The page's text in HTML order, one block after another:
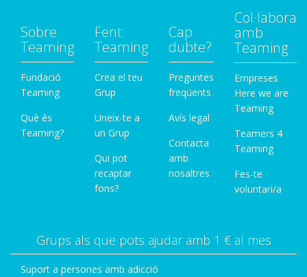
Sobre
Teaming
Fundació
Teaming
Què és
Teaming?
Fent
Teaming
Crea el teu
Grup
Uneix-te a
un Grup
Qui pot
recaptar
fons?
Cap
dubte?
Preguntes
freqüents
Avís legal
Contacta
amb
nosaltres
Col·labora
amb
Teaming
Empreses
Here we are
Teaming
Teamers 4
Teaming
Fes-te
voluntari/a
Grups als que pots ajudar amb 1 € al mes
Suport a persones amb adicció